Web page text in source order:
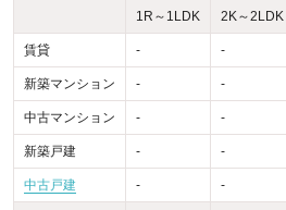
1R～1LDK 2K～2LDK
賃貸 - -
新築マンション - -
中古マンション - -
新築戸建 - -
中古戸建 - -